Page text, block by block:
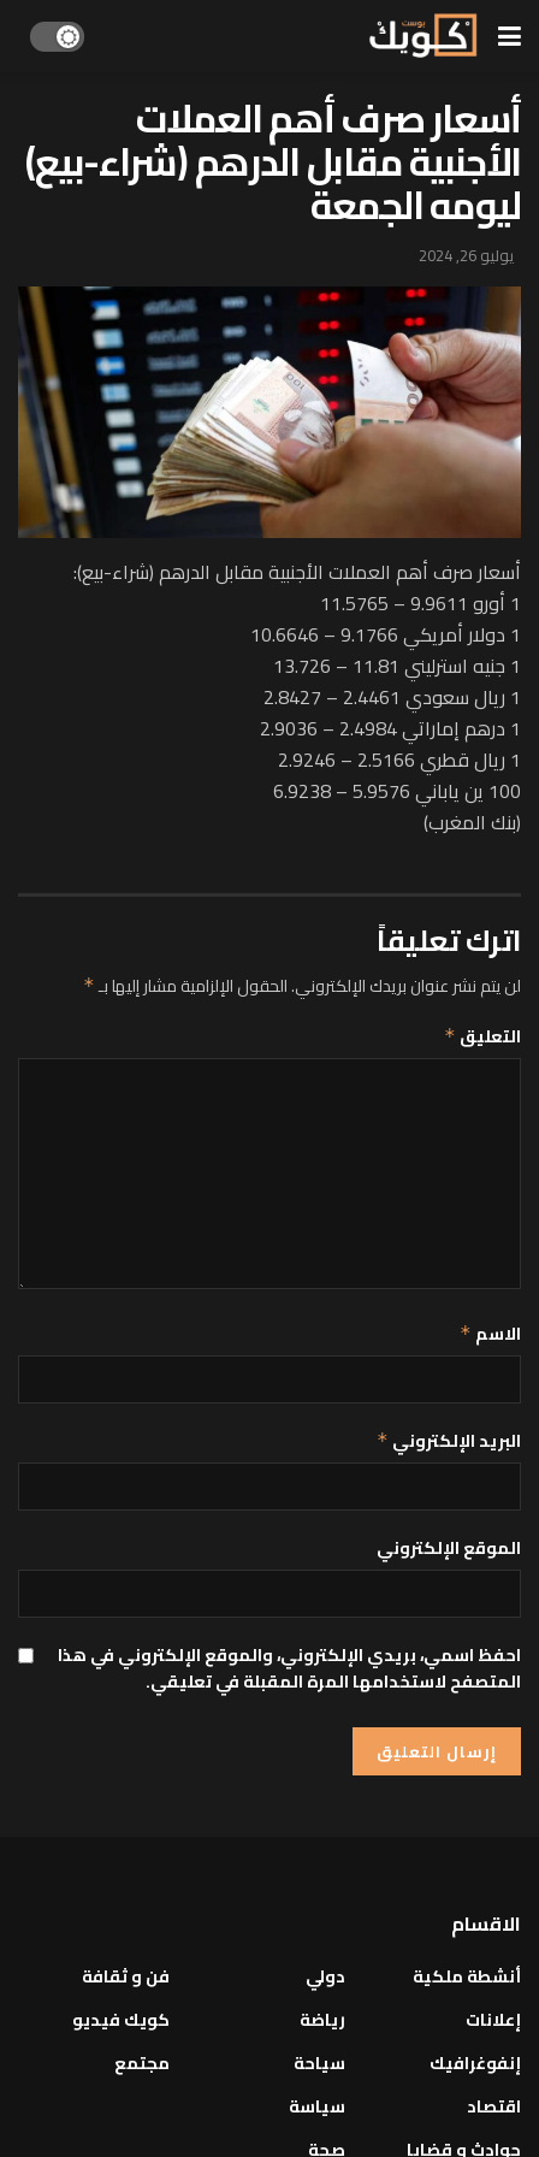
أسعار صرف أهم العملات
الأجنبية مقابل الدرهم (شراء-بيع)
ليومه الجمعة
يوليو 26, 2024
أسعار صرف أهم العملات الأجنبية مقابل الدرهم (شراء-بيع):
1 أورو 9.9611 – 11.5765
1 دولار أمريكي 9.1766 – 10.6646
1 جنيه استرليني 11.81 – 13.726
1 ريال سعودي 2.4461 – 2.8427
1 درهم إماراتي 2.4984 – 2.9036
1 ريال قطري 2.5166 – 2.9246
100 ين ياباني 5.9576 – 6.9238
(بنك المغرب)
اترك تعليقاً
لن يتم نشر عنوان بريدك الإلكتروني.الحقول الإلزامية مشار إليها بـ*
التعليق *
الاسم *
البريد الإلكتروني *
الموقع الإلكتروني
احفظ اسمي، بريدي الإلكتروني، والموقع الإلكتروني في هذا
المتصفح لاستخدامها المرة المقبلة في تعليقي.
الاقسام
أنشطة ملكية
إعلانات
إنفوغرافيك
اقتصاد
حوادث و قضايا
دولي
رياضة
سياحة
سياسة
صحة
فن و ثقافة
كويك فيديو
مجتمع